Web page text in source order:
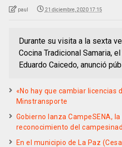
paul 21 diciembre, 2020 17:15
Durante su visita a la sexta
Cocina Tradicional Samaria,
Eduardo Caicedo, anunció
«No hay que cambiar licencias
Minstransporte
Gobierno lanza CampeSENA,
reconocimiento del
En el municipio de La Paz